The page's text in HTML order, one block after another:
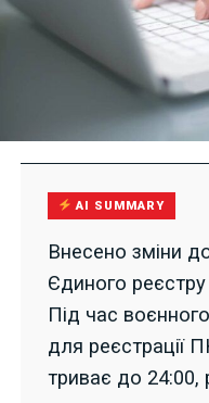
AI SUMMARY
Внесено зміни
Єдиного
Під час
для реєстрації
триває до 24:00,